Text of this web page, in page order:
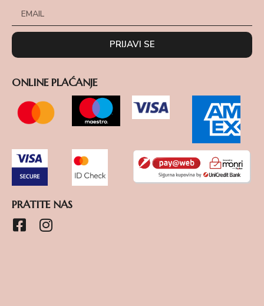
PRIJAVI SE
ONLINE PLAĆANJE
PRATITE NAS